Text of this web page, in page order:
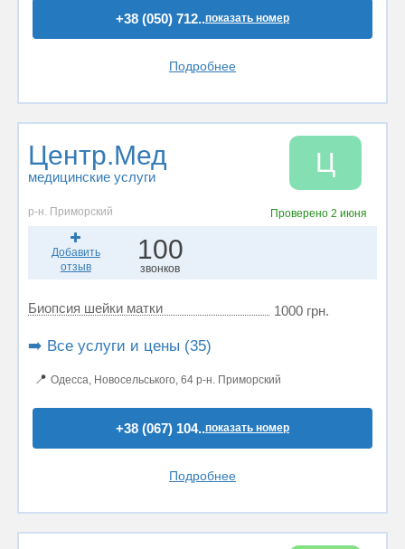
+38 (050) 712..показать номер
Подробнее
Центр.Мед
медицинские услуги Ц
р-н. Приморский Проверено2 июня
Добавить
отзыв
100
звонков
Биопсия шейки матки 1000 грн.
➡️ Все услуги и цены (35)
📍 Одесса, Новосельського, 64 р-н. Приморский
+38 (067) 104..показать номер
Подробнее